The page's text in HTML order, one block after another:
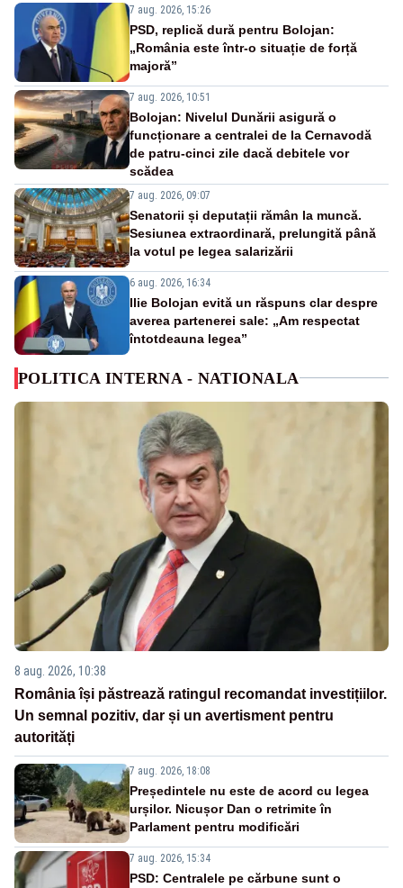
7 aug. 2026, 15:26
PSD, replică dură pentru Bolojan:
„România este într-o situație de forță
majoră”
7 aug. 2026, 10:51
Bolojan: Nivelul Dunării asigură o
funcționare a centralei de la Cernavodă
de patru-cinci zile dacă debitele vor
scădea
7 aug. 2026, 09:07
Senatorii și deputații rămân la muncă.
Sesiunea extraordinară, prelungită până
la votul pe legea salarizării
6 aug. 2026, 16:34
Ilie Bolojan evită un răspuns clar despre
averea partenerei sale: „Am respectat
întotdeauna legea”
POLITICA INTERNA - NATIONALA
8 aug. 2026, 10:38
România își păstrează ratingul recomandat investițiilor.
Un semnal pozitiv, dar și un avertisment pentru
autorități
7 aug. 2026, 18:08
Președintele nu este de acord cu legea
urșilor. Nicușor Dan o retrimite în
Parlament pentru modificări
7 aug. 2026, 15:34
PSD: Centralele pe cărbune sunt o